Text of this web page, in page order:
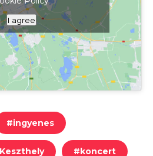
megjelenítéséhez
I agree
#ingyenes
Keszthely #koncert